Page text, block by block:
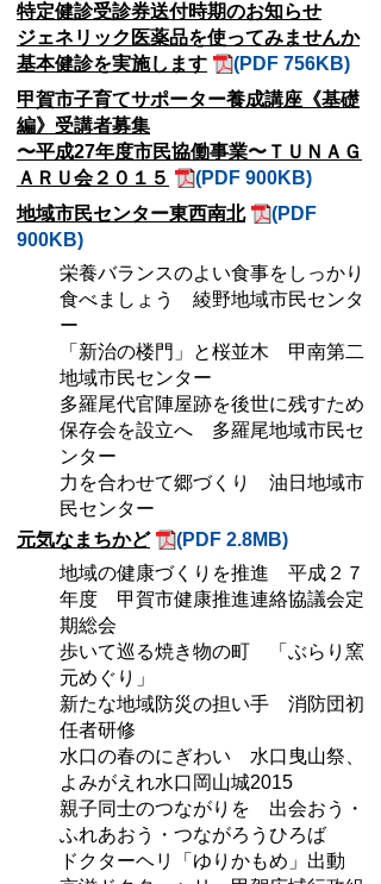
特定健診受診券送付時期のお知らせ
ジェネリック医薬品を使ってみませんか
基本健診を実施します
(PDF 756KB)
甲賀市子育てサポーター養成講座《基礎
編》受講者募集
〜平成27年度市民協働事業〜ＴＵＮＡＧ
ＡＲＵ会２０１５
(PDF 900KB)
地域市民センター東西南北
(PDF
900KB)
栄養バランスのよい食事をしっかり
食べましょう 綾野地域市民センタ
ー
「新治の楼門」と桜並木 甲南第二
地域市民センター
多羅尾代官陣屋跡を後世に残すため
保存会を設立へ 多羅尾地域市民セ
ンター
力を合わせて郷づくり 油日地域市
民センター
元気なまちかど
(PDF 2.8MB)
地域の健康づくりを推進 平成２７
年度 甲賀市健康推進連絡協議会定
期総会
歩いて巡る焼き物の町 「ぶらり窯
元めぐり」
新たな地域防災の担い手 消防団初
任者研修
水口の春のにぎわい 水口曳山祭、
よみがえれ水口岡山城2015
親子同士のつながりを 出会おう・
ふれあおう・つながろうひろば
ドクターヘリ「ゆりかもめ」出動